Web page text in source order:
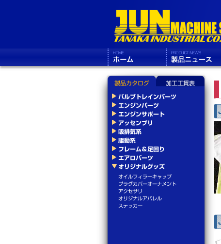
製品カタログ 加工工賃表
バルブトレインパーツ
エンジンパーツ
エンジンサポート
アッセンブリ
吸排気系
駆動系
フレーム＆足回り
エアロパーツ
オリジナルグッズ
オイルフィラーキャップ
プラグカバーオーナメント
アクセサリ
オリジナルアパレル
ステッカー